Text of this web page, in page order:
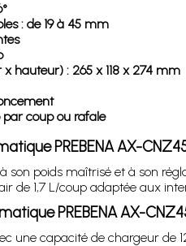
: de 19 à 45 mm
hauteur) : 265 x 118 x 274 mm
coup ou rafale
PREBENA AX-
son poids maîtrisé et à son
de 1,7 L/coup adaptée aux
PREBENA AX-
une capacité de chargeur